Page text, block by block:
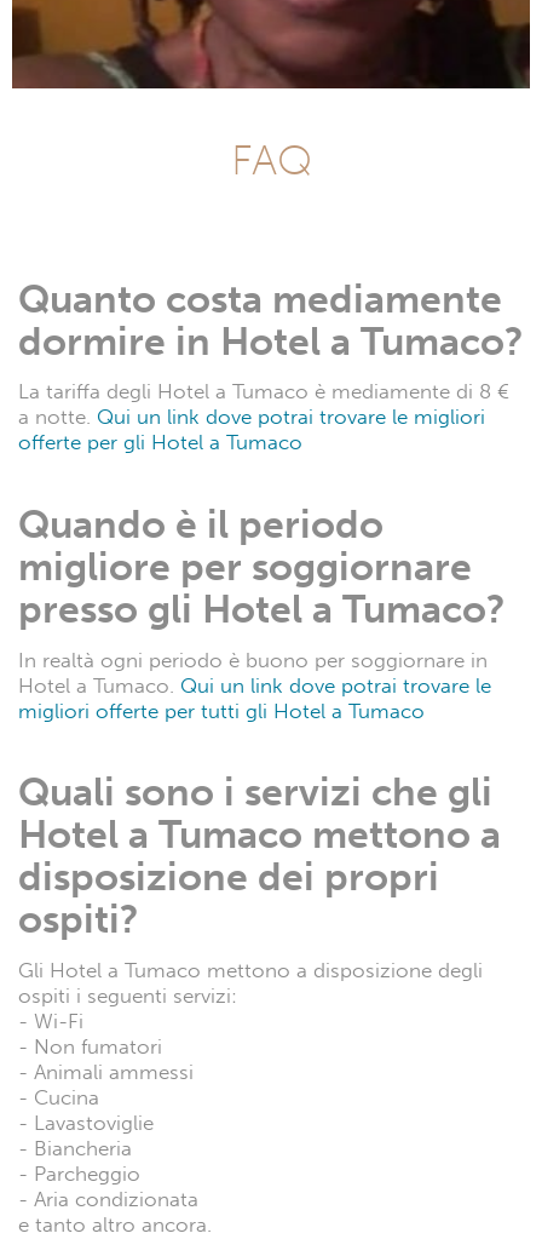
FAQ
Quanto costa mediamente
dormire in Hotel a Tumaco?
La tariffa degli Hotel a Tumaco è mediamente di 8 €
a notte. Qui un link dove potrai trovare le migliori
offerte per gli Hotel a Tumaco
Quando è il periodo
migliore per soggiornare
presso gli Hotel a Tumaco?
In realtà ogni periodo è buono per soggiornare in
Hotel a Tumaco. Qui un link dove potrai trovare le
migliori offerte per tutti gli Hotel a Tumaco
Quali sono i servizi che gli
Hotel a Tumaco mettono a
disposizione dei propri
ospiti?
Gli Hotel a Tumaco mettono a disposizione degli
ospiti i seguenti servizi:
- Wi-Fi
- Non fumatori
- Animali ammessi
- Cucina
- Lavastoviglie
- Biancheria
- Parcheggio
- Aria condizionata
e tanto altro ancora.